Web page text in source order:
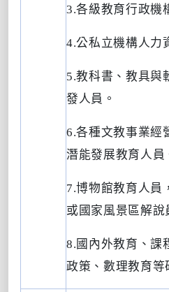
3.各級教育行政機
4.公私立機構人力
5.教科書、教具與
發人員。
6.各種文教事業經
潛能發展教育人員
7.博物館教育人員
或國家風景區解說
8. 國內外教育、課
政策、數理教育等